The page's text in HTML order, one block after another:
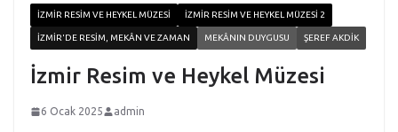
İZMIR RESIM VE HEYKEL MÜZESI İZMIR RESIM VE HEYKEL MÜZESI 2
İZMIR'DE RESIM, MEKÂN VE ZAMAN MEKÂNIN DUYGUSU ŞEREF AKDIK
İzmir Resim ve Heykel Müzesi
6 Ocak 2025 admin